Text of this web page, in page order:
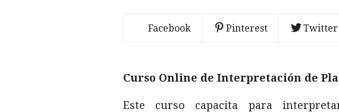
Facebook Pinterest Twitter
Curso Online de Interpretación de
Este curso capacita para